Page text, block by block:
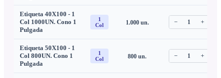
Etiqueta 40X100 - 1
Col 1000UN. Cono 1
Pulgada
1
Col
1.000un. − 1 +
Etiqueta 50X100 - 1
Col 800UN. Cono 1
Pulgada
1
Col
800 un. − 1 +